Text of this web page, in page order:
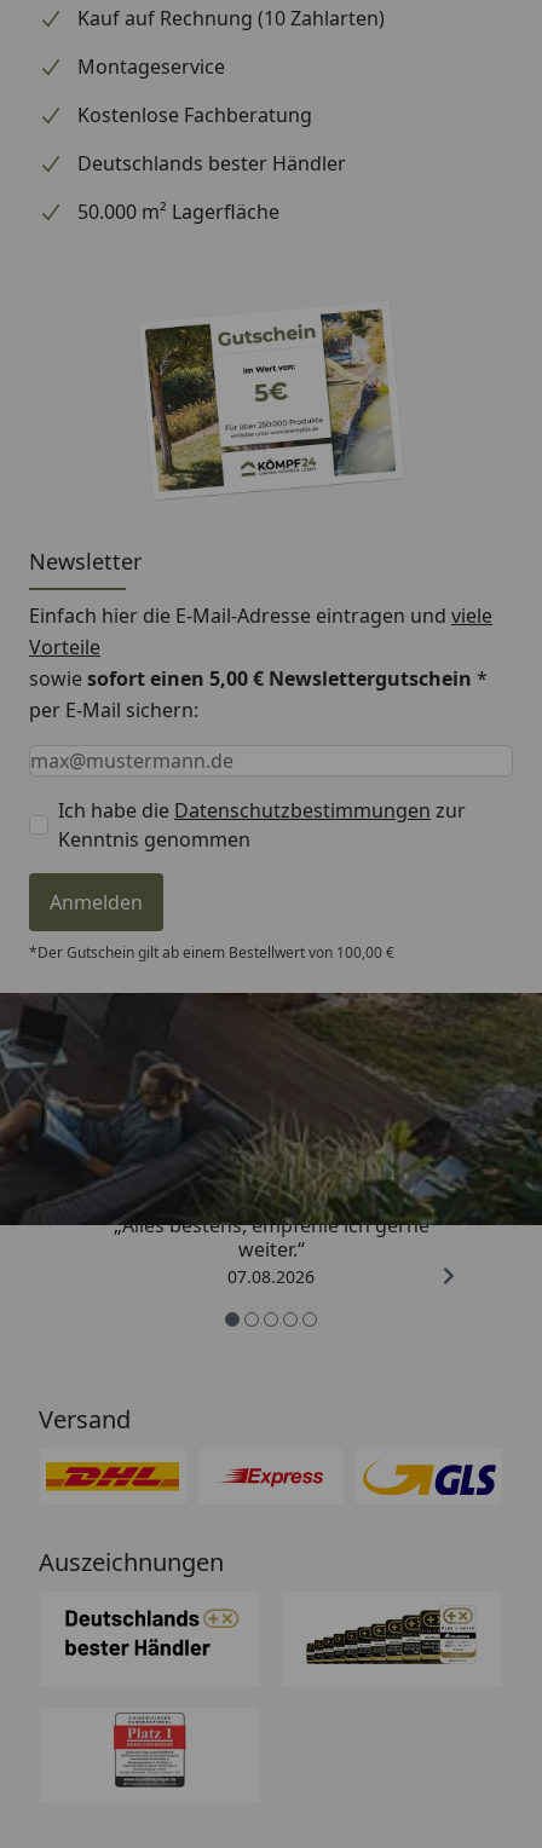
Kauf auf Rechnung (10 Zahlarten)
Montageservice
Kostenlose Fachberatung
Deutschlands bester Händler
50.000 m² Lagerfläche
Newsletter
Einfach hier die E-Mail-Adresse eintragen und viele
Vorteile
sowiesofort einen 5,00 € Newslettergutschein *
per E-Mail sichern:
Keine Eingabe erforderlich
Eingabe erforderlich
E-Mail *
Ich habe die Datenschutzbestimmungen zur
Kenntnis genommen
Anmelden
*Der Gutschein gilt ab einem Bestellwert von 100,00 €
Trusted Shops
4,81/ 5
„Alles bestens, empfehle ich gerne
weiter.“
07.08.2026
Versand
Auszeichnungen